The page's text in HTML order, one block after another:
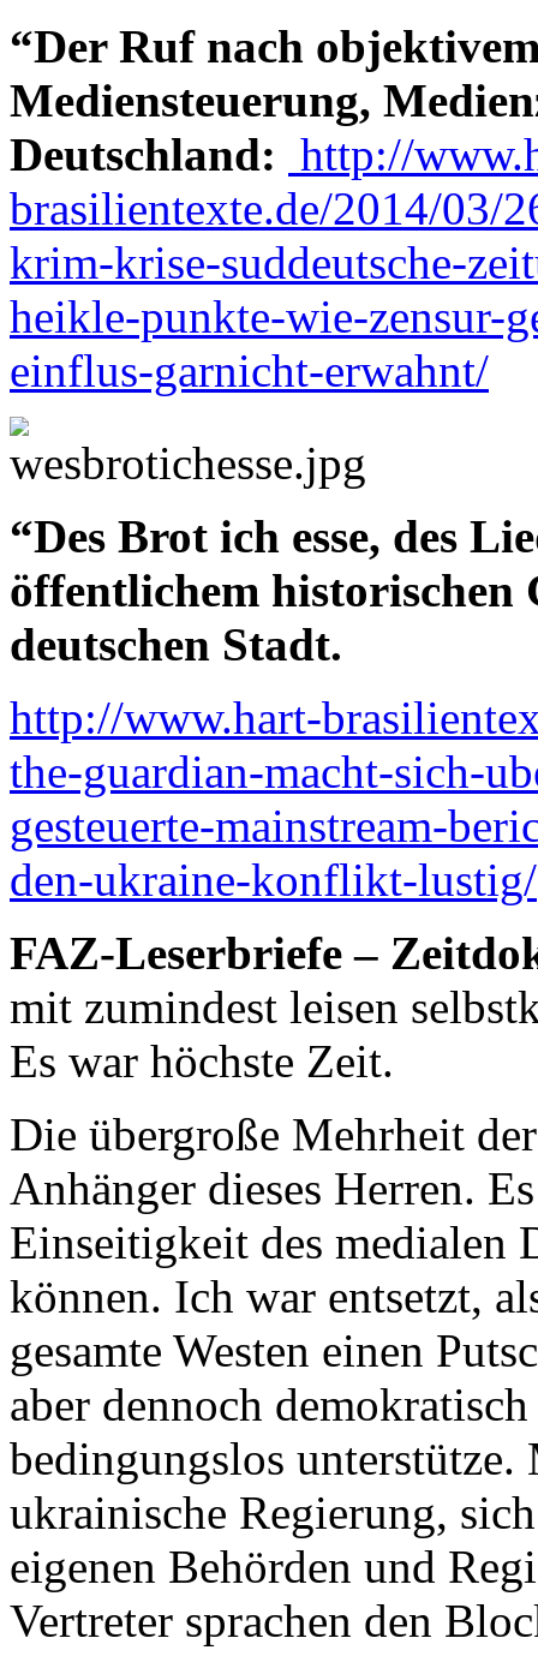
“Der Ruf nach
Mediensteuerung,
Deutschland: http://
brasilientexte.de/2014/03/
krim-krise-suddeutsche-
heikle-punkte-wie-zensur-
einflus-garnicht-erwahnt/
“Des Brot ich esse, des
öffentlichem historischen
deutschen Stadt.
http://www.hart-
the-guardian-macht-sich-
gesteuerte-mainstream-
den-ukraine-konflikt-lustig/
FAZ-Leserbriefe –
mit zumindest leisen
Es war höchste Zeit.
Die übergroße Mehrheit
Anhänger dieses Herren.
Einseitigkeit des medialen
können. Ich war entsetzt,
gesamte Westen einen
aber dennoch
bedingungslos unterstütze.
ukrainische Regierung,
eigenen Behörden und
Vertreter sprachen den